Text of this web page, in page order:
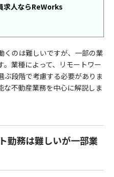
求人ならReWorks
くのは難しいですが、一部の業
業種によって、リモートワー
ぶ段階で考慮する必要がありま
不動産業務を中心に解説しま
勤務は難しいが一部業